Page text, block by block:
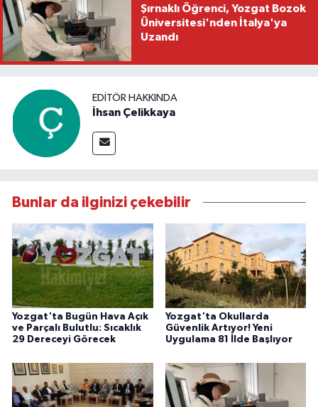
Şırnaklı Öğrenci, Yozgat Bozok
Üniversitesi'nden İtalya'ya
Uzandı
EDITÖR HAKKINDA
İhsan Çelikkaya
Bunlar da ilginizi çekebilir
Yozgat'ta Bugün Hava Açık
ve Parçalı Bulutlu: Sıcaklık
29 Dereceyi Görecek
Yozgat'ta Okullarda
Güvenlik Artıyor! Yeni
Uygulama 81 İlde Başlıyor